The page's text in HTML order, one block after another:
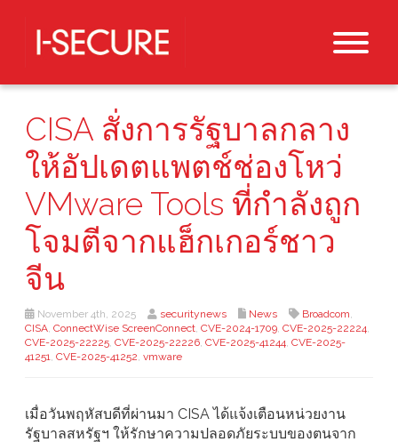
CISA สั่งการรัฐบาลกลาง
ให้อัปเดตแพตช์ช่องโหว่
VMware Tools ที่กำลังถูก
โจมตีจากแฮ็กเกอร์ชาว
จีน
November 4th, 2025 securitynews News Broadcom,
CISA, ConnectWise ScreenConnect, CVE-2024-1709, CVE-2025-22224,
CVE-2025-22225, CVE-2025-22226, CVE-2025-41244, CVE-2025-
41251, CVE-2025-41252, vmware
เมื่อวันพฤหัสบดีที่ผ่านมา CISA ได้แจ้งเตือนหน่วยงาน
รัฐบาลสหรัฐฯ ให้รักษาความปลอดภัยระบบของตนจาก